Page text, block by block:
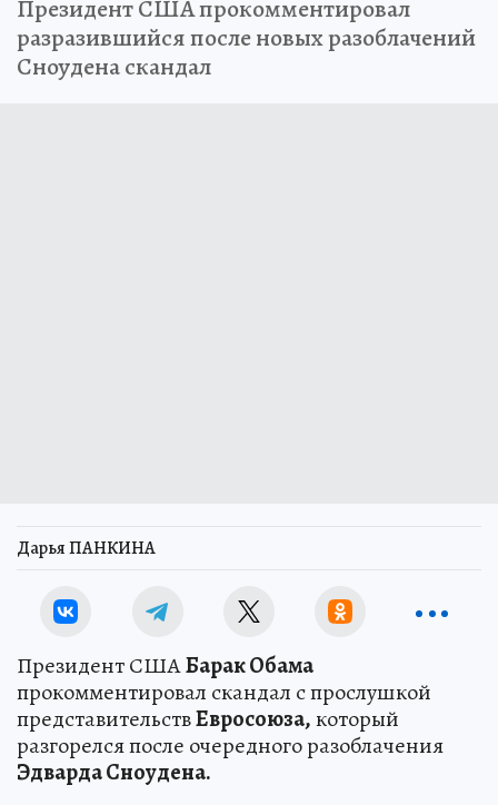
Президент США прокомментировал
разразившийся после новых разоблачений
Сноудена скандал
Дарья ПАНКИНА
Президент СШАБарак Обама
прокомментировал скандал с прослушкой
представительствЕвросоюза,который
разгорелся после очередного разоблачения
Эдварда Сноудена.